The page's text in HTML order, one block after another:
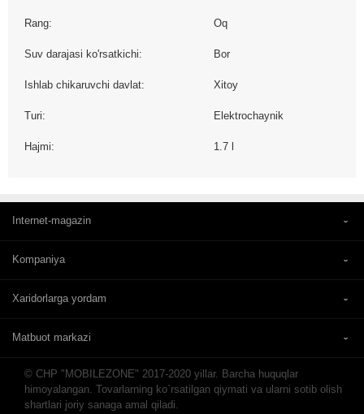
Rang: Oq
Suv darajasi ko'rsatkichi: Bor
Ishlab chikaruvchi davlat: Xitoy
Turi: Elektrochaynik
Hajmi: 1.7 l
Internet-magazin
Kompaniya
Xaridorlarga yordam
Matbuot markazi
© CHP "MOBILEZONE" 2017-2020 yillar. Barcha huquqlar
himoyalangan. Tovarlarning ko`rsatilgan qiymati va ularni sotib olish
shartlari joriy sanaga amal qiladi.